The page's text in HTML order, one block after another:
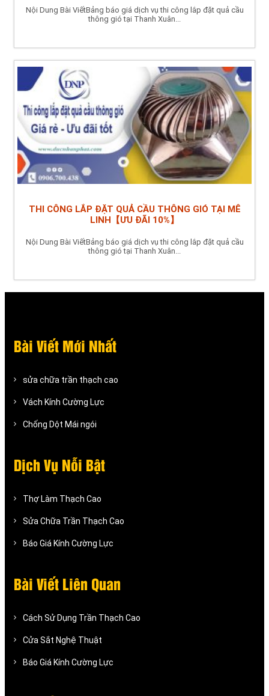
Nội Dung Bài ViếtBảng báo giá dịch vụ thi công lắp đặt quả cầu
thông gió tại Thanh Xuân...
THI CÔNG LẮP ĐẶT QUẢ CẦU THÔNG GIÓ TẠI MÊ
LINH【ƯU ĐÃI 10%】
Nội Dung Bài ViếtBảng báo giá dịch vụ thi công lắp đặt quả cầu
thông gió tại Thanh Xuân...
Bài Viết Mới Nhất
sửa chữa trần thạch cao
Vách Kính Cường Lực
Chống Dột Mái ngói
Dịch Vụ Nỗi Bật
Thợ Làm Thạch Cao
Sửa Chữa Trần Thạch Cao
Báo Giá Kính Cường Lực
Bài Viết Liên Quan
Cách Sử Dụng Trần Thạch Cao
Cửa Sắt Nghệ Thuật
Báo Giá Kính Cường Lực